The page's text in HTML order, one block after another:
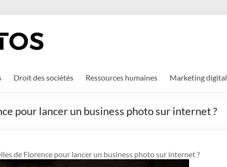
Droit des sociétés Ressources humaines Marketing digital
pour lancer un business photo sur internet ?
de Florence pour lancer un business photo sur internet ?